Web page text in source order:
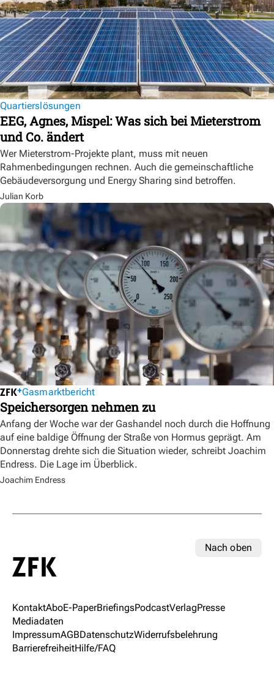
Quartierslösungen
EEG, Agnes, Mispel: Was sich bei Mieterstrom
und Co. ändert
Wer Mieterstrom-Projekte plant, muss mit neuen
Rahmenbedingungen rechnen. Auch die gemeinschaftliche
Gebäudeversorgung und Energy Sharing sind betroffen.
Julian Korb
Gasmarktbericht
Speichersorgen nehmen zu
Anfang der Woche war der Gashandel noch durch die Hoffnung
auf eine baldige Öffnung der Straße von Hormus geprägt. Am
Donnerstag drehte sich die Situation wieder, schreibt Joachim
Endress. Die Lage im Überblick.
Joachim Endress
Nach oben
KontaktAboE-PaperBriefingsPodcastVerlagPresse
Mediadaten
ImpressumAGBDatenschutzWiderrufsbelehrung
BarrierefreiheitHilfe/FAQ